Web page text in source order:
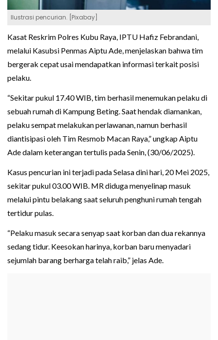
Ilustrasi pencurian. [Pixabay]
Kasat Reskrim Polres Kubu Raya, IPTU Hafiz Febrandani,
melalui Kasubsi Penmas Aiptu Ade, menjelaskan bahwa tim
bergerak cepat usai mendapatkan informasi terkait posisi
pelaku.
“Sekitar pukul 17.40 WIB, tim berhasil menemukan pelaku di
sebuah rumah di Kampung Beting. Saat hendak diamankan,
pelaku sempat melakukan perlawanan, namun berhasil
diantisipasi oleh Tim Resmob Macan Raya,” ungkap Aiptu
Ade dalam keterangan tertulis pada Senin, (30/06/2025).
Kasus pencurian ini terjadi pada Selasa dini hari, 20 Mei 2025,
sekitar pukul 03.00 WIB. MR diduga menyelinap masuk
melalui pintu belakang saat seluruh penghuni rumah tengah
tertidur pulas.
“Pelaku masuk secara senyap saat korban dan dua rekannya
sedang tidur. Keesokan harinya, korban baru menyadari
sejumlah barang berharga telah raib,” jelas Ade.